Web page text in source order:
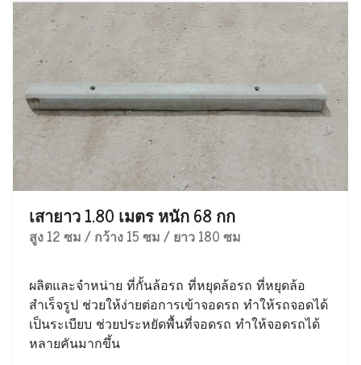
เสายาว 1.80 เมตร หนัก 68 กก
สูง 12 ซม / กว้าง 15 ซม / ยาว 180 ซม
ผลิตและจำหน่าย ที่กั้นล้อรถ ที่หยุดล้อรถ ที่หยุดล้อ
สำเร็จรูป ช่วยให้ง่ายต่อการเข้าจอดรถ ทำให้รถจอดได้
เป็นระเบียบ ช่วยประหยัดพื้นที่จอดรถ ทำให้จอดรถได้
หลายคันมากขึ้น